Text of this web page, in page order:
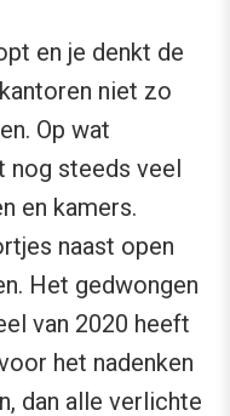
en je denkt de
niet zo
Op wat
nog steeds veel
en kamers.
naast open
Het gedwongen
van 2020 heeft
het nadenken
dan alle verlichte